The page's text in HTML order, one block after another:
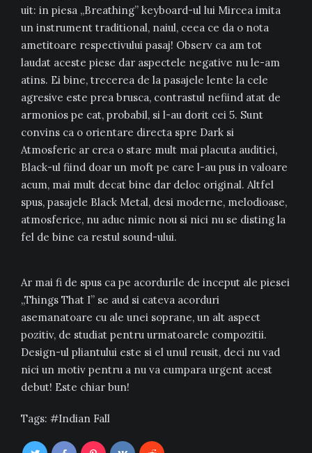
uit: in piesa „Breathing” keyboard-ul lui Mircea imita
un instrument traditional, naiul, ceea ce da o nota
ametitoare respectivului pasaj! Observ ca am tot
laudat aceste piese dar aspectele negative nu le-am
atins. Ei bine, trecerea de la pasajele lente la cele
agresive este prea brusca, contrastul nefiind atat de
armonios pe cat, probabil, si l-au dorit cei 5. Sunt
convins ca o orientare directa spre Dark si
Atmosferic ar crea o stare mult mai placuta auditiei,
Black-ul fiind doar un moft pe care l-au pus in valoare
acum, mai mult decat bine dar deloc original. Altfel
spus, pasajele Black Metal, desi moderne, melodioase,
atmosferice, nu aduc nimic nou si nici nu se disting la
fel de bine ca restul sound-ului.
Ar mai fi de spus ca pe acordurile de inceput ale piesei
„Things That I” se aud si cateva acorduri
asemanatoare cu ale unei soprane, un alt aspect
pozitiv, de studiat pentru urmatoarele compozitii.
Design-ul pliantului este si el unul reusit, deci nu vad
nici un motiv pentru a nu va cumpara urgent acest
debut! Este chiar bun!
Tags: Indian Fall